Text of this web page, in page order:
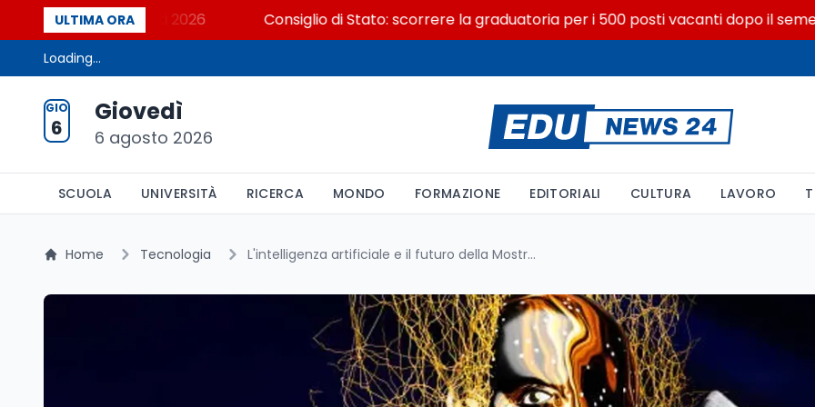
ULTIMA ORA
dicono i dati 2026 Consiglio di Stato: scorrere la graduatoria per i 500 posti vacanti dopo il semestre
Loading...
GIO
6
Giovedì
6 agosto 2026
SCUOLA UNIVERSITÀ RICERCA MONDO FORMAZIONE EDITORIALI CULTURA LAVORO
Home Tecnologia L'intelligenza artificiale e il futuro della Mostra del Cinema di Venezia: opportunità, sfide e prospettive secondo Barbera